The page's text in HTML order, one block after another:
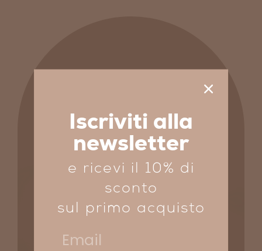
Iscriviti alla
newsletter
e ricevi il 10% di
sconto
sul primo acquisto